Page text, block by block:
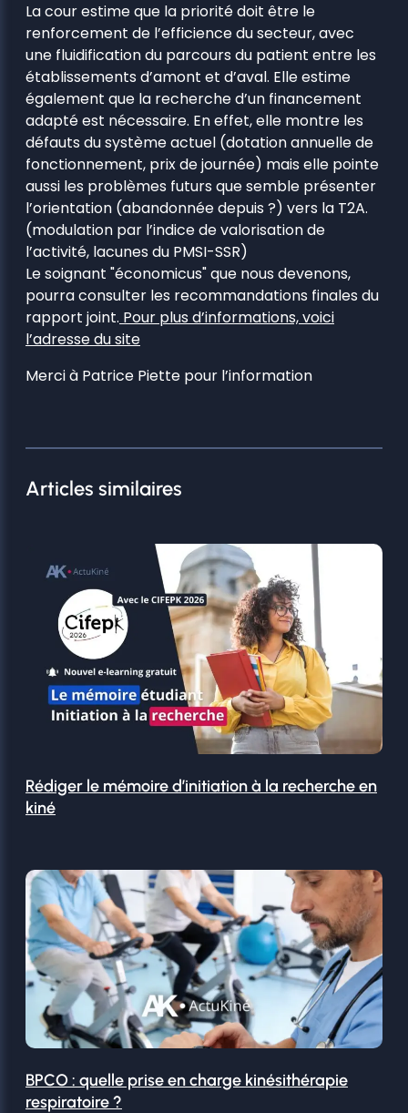
La cour estime que la priorité doit être le
renforcement de l’efficience du secteur, avec
une fluidification du parcours du patient entre les
établissements d’amont et d’aval. Elle estime
également que la recherche d’un financement
adapté est nécessaire. En effet, elle montre les
défauts du système actuel (dotation annuelle de
fonctionnement, prix de journée) mais elle pointe
aussi les problèmes futurs que semble présenter
l’orientation (abandonnée depuis ?) vers la T2A.
(modulation par l’indice de valorisation de
l’activité, lacunes du PMSI-SSR)
Le soignant "économicus" que nous devenons,
pourra consulter les recommandations finales du
rapport joint. Pour plus d’informations, voici
l’adresse du site
Merci à Patrice Piette pour l’information
Articles similaires
Rédiger le mémoire d’initiation à la recherche en
kiné
BPCO : quelle prise en charge kinésithérapie
respiratoire ?